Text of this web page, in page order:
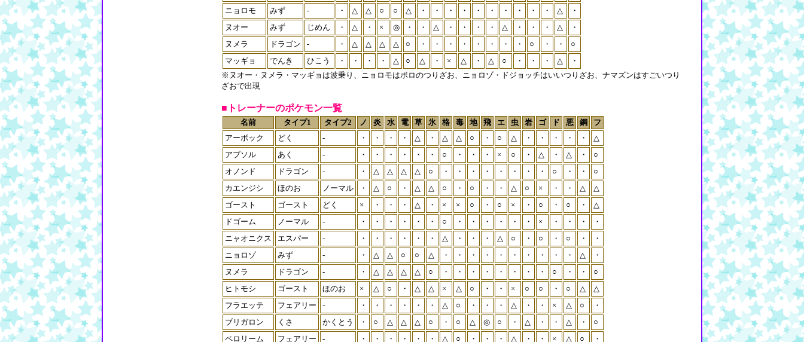
ニョロモ
みず - ・ △ △ ○ ○ △ ・ ・ ・ ・ ・ ・ ・ ・ ・ ・ △
・
ヌオー
みず じめん ・ △ ・ × ◎ ・ ・ △ ・ ・ ・ ・ △ ・ ・ ・ △
・
ヌメラ
ドラゴン - ・ △ △ △ △ ○ ・ ・ ・ ・ ・ ・ ・ ・ ○ ・ ・
○
マッギョ
でんき ひこう ・ ・ ・ ・ △ ○ △ ・ × △ ・ △ ○ ・ ・ ・ △
・
※ヌオー・ヌメラ・マッギョは波乗り、ニョロモはボロのつりざお、ニョロゾ・ドジョッチはいいつりざお、ナマズンはすごいつり
ざおで出現
■トレーナーのポケモン一覧
名前 タイプ1 タイプ2 ノ 炎 水 電 草 氷 格 毒 地 飛 エ 虫 岩 ゴ ド 悪 鋼
フ
アーボック
どく - ・ ・ ・ ・ △ ・ △ △ ○ ・ ○ △ ・ ・ ・ ・ ・
△
アブソル
あく - ・ ・ ・ ・ ・ ・ ○ ・ ・ ・ × ○ ・ △ ・ △ ・
○
オノンド
ドラゴン - ・ △ △ △ △ ○ ・ ・ ・ ・ ・ ・ ・ ・ ○ ・ ・
○
カエンジシ
ほのお ノーマル ・ △ ○ ・ △ △ ○ ・ ○ ・ ・ △ ○ × ・ ・ △
△
ゴースト
ゴースト どく × ・ ・ ・ △ ・ × × ○ ・ ○ × ・ ○ ・ ○ ・
△
ドゴーム
ノーマル - ・ ・ ・ ・ ・ ・ ○ ・ ・ ・ ・ ・ ・ × ・ ・ ・
・
ニャオニクス
エスパー - ・ ・ ・ ・ ・ ・ △ ・ ・ ・ △ ○ ・ ○ ・ ○ ・
・
ニョロゾ
みず - ・ △ △ ○ ○ △ ・ ・ ・ ・ ・ ・ ・ ・ ・ ・ △
・
ヌメラ
ドラゴン - ・ △ △ △ △ ○ ・ ・ ・ ・ ・ ・ ・ ・ ○ ・ ・
○
ヒトモシ
ゴースト ほのお × △ ○ ・ △ △ × △ ○ ・ ・ × ○ ○ ・ ○ △
△
フラエッテ
フェアリー - ・ ・ ・ ・ ・ ・ △ ○ ・ ・ ・ △ ・ ・ × △ ○
・
ブリガロン
くさ かくとう ・ ○ △ △ △ ○ ・ ○ △ ◎ ○ ・ △ ・ ・ △ ・
○
ペロリーム
フェアリー - ・ ・ ・ ・ ・ ・ △ ○ ・ ・ ・ △ ・ ・ × △ ○ ・